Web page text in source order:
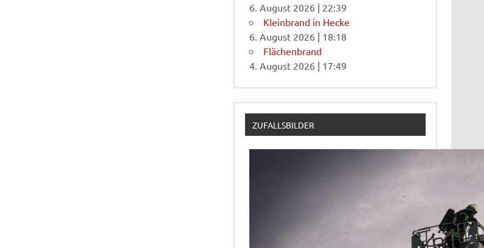
6. August 2026 | 22:39
Kleinbrand in Hecke
6. August 2026 | 18:18
Flächenbrand
4. August 2026 | 17:49
ZUFALLSBILDER